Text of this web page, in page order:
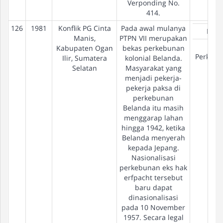
Verponding No.
414.
126
1981
Konflik PG Cinta
Manis,
Kabupaten Ogan
Ilir, Sumatera
Selatan
Pada awal mulanya
PTPN VII merupakan
bekas perkebunan
kolonial Belanda.
Masyarakat yang
menjadi pekerja-
pekerja paksa di
perkebunan
Belanda itu masih
menggarap lahan
hingga 1942, ketika
Belanda menyerah
kepada Jepang.
Nasionalisasi
perkebunan eks hak
erfpacht tersebut
baru dapat
dinasionalisasi
pada 10 November
1957. Secara legal